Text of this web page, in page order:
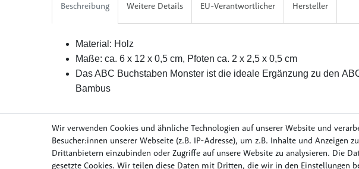
Beschreibung Weitere Details EU-Verantwortlicher Hersteller
Material: Holz
Maße: ca. 6 x 12 x 0,5 cm, Pfoten ca. 2 x 2,5 x 0,5 cm
Das ABC Buchstaben Monster ist die ideale Ergänzung zu den
Bambus
Möbel & Wohnen Mobil & Unterwegs
Wir verwenden Cookies und ähnliche Technologien auf unserer Website und
Besucher:innen unserer Webseite (z.B. IP-Adresse), um z.B. Inhalte und Anzeigen
Drittanbietern einzubinden oder Zugriffe auf unsere Website zu analysieren. Die
gesetzte Cookies. Wir teilen diese Daten mit Dritten, die wir in den Einstellungen